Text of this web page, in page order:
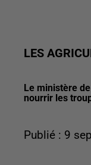
LES
Le ministère
nourrir les
Publié : 9